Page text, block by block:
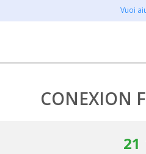
Vuoi
CONEXION
21